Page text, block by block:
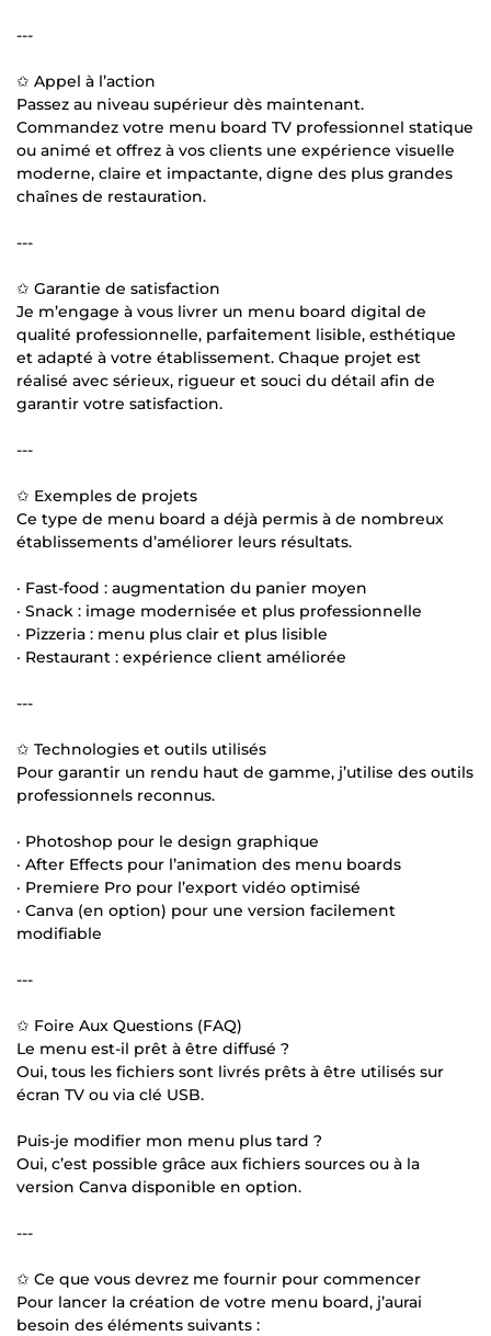
---
✩ Appel à l’action
Passez au niveau supérieur dès maintenant.
Commandez votre menu board TV professionnel statique
ou animé et offrez à vos clients une expérience visuelle
moderne, claire et impactante, digne des plus grandes
chaînes de restauration.
---
✩ Garantie de satisfaction
Je m’engage à vous livrer un menu board digital de
qualité professionnelle, parfaitement lisible, esthétique
et adapté à votre établissement. Chaque projet est
réalisé avec sérieux, rigueur et souci du détail afin de
garantir votre satisfaction.
---
✩ Exemples de projets
Ce type de menu board a déjà permis à de nombreux
établissements d’améliorer leurs résultats.
· Fast-food : augmentation du panier moyen
· Snack : image modernisée et plus professionnelle
· Pizzeria : menu plus clair et plus lisible
· Restaurant : expérience client améliorée
---
✩ Technologies et outils utilisés
Pour garantir un rendu haut de gamme, j’utilise des outils
professionnels reconnus.
· Photoshop pour le design graphique
· After Effects pour l’animation des menu boards
· Premiere Pro pour l’export vidéo optimisé
· Canva (en option) pour une version facilement
modifiable
---
✩ Foire Aux Questions (FAQ)
Le menu est-il prêt à être diffusé ?
Oui, tous les fichiers sont livrés prêts à être utilisés sur
écran TV ou via clé USB.
Puis-je modifier mon menu plus tard ?
Oui, c’est possible grâce aux fichiers sources ou à la
version Canva disponible en option.
---
✩ Ce que vous devrez me fournir pour commencer
Pour lancer la création de votre menu board, j’aurai
besoin des éléments suivants :